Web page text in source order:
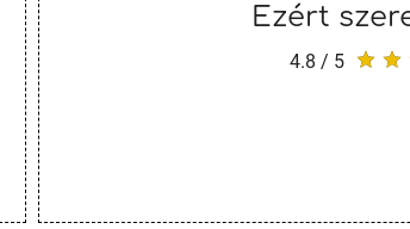
Ezért
4.8 / 5